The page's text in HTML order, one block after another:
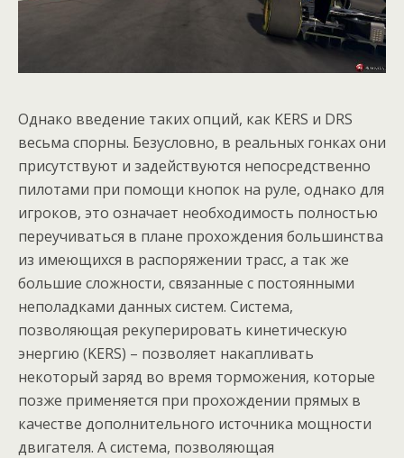
Однако введение таких опций, как KERS и DRS
весьма спорны. Безусловно, в реальных гонках они
присутствуют и задействуются непосредственно
пилотами при помощи кнопок на руле, однако для
игроков, это означает необходимость полностью
переучиваться в плане прохождения большинства
из имеющихся в распоряжении трасс, а так же
большие сложности, связанные с постоянными
неполадками данных систем. Система,
позволяющая рекуперировать кинетическую
энергию (KERS) – позволяет накапливать
некоторый заряд во время торможения, которые
позже применяется при прохождении прямых в
качестве дополнительного источника мощности
двигателя. А система, позволяющая